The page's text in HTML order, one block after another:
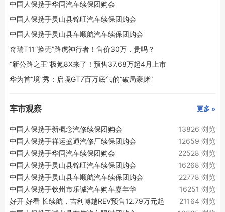
中国人保携手华同汽车续保团购会
中国人保携手灵山县锦旺汽车续保团购会
中国人保携手灵山县车顺航汽车续保团购会
奇瑞T11“换壳”路虎神行者！售价30万，贵吗？
“新公路之王”极氪8X来了！预售37.68万起4月上市
华为首“境”秀：启境GT7百万底气的“破局豪赌”
车市观察 更多 »
中国人保携手新概念汽修续保团购会
13826 浏览
中国人保携手祥运盛通汽修厂续保团购会
12659 浏览
中国人保携手华同汽车续保团购会
22528 浏览
中国人保携手灵山县锦旺汽车续保团购会
16268 浏览
中国人保携手灵山县车顺航汽车续保团购会
22778 浏览
中国人保携手钦州市乐诚汽车购车嘉年华
16251 浏览
好开 好看 长续航，吉利博越REV预售12.79万元起
21164 浏览